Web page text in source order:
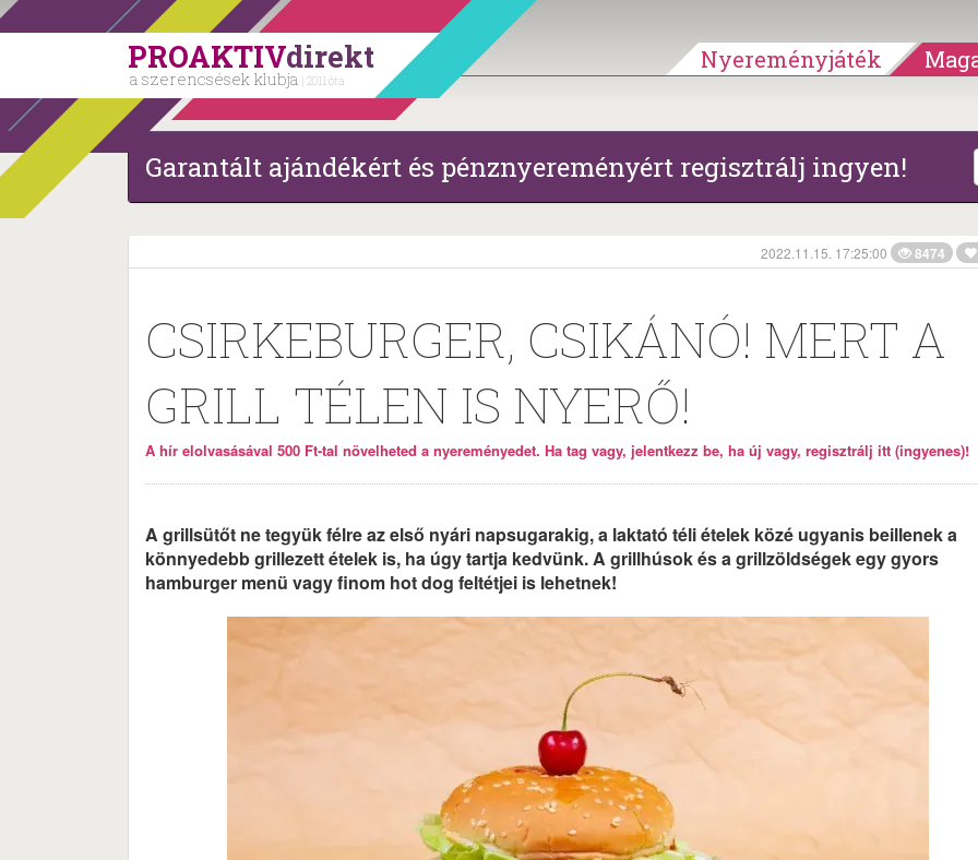
PROAKTIVdirekt
a szerencsések klubja | 2011 óta
Nyereményjáték
Garantált ajándékért és pénznyereményért regisztrálj ingyen!
2022.11.15. 17:25:00 8474
CSIRKEBURGER, CSIKÁNÓ! MERT A
GRILL TÉLEN IS NYERŐ!
A hír elolvasásával 500 Ft-tal növelheted a nyereményedet. Ha tag vagy, jelentkezz be, ha új vagy, regisztrálj itt (ingyenes)!
A grillsütőt ne tegyük félre az első nyári napsugarakig, a laktató téli ételek közé ugyanis beillenek a
könnyedebb grillezett ételek is, ha úgy tartja kedvünk. A grillhúsok és a grillzöldségek egy gyors
hamburger menü vagy finom hot dog feltétjei is lehetnek!